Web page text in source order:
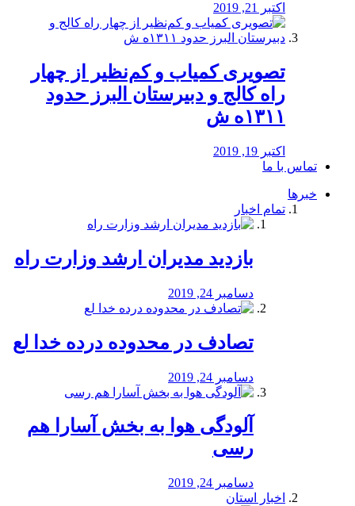
اکتبر 21, 2019
️تصویری کمیاب و کم‌نظیر از چهار
راه كالج و دبيرستان البرز حدود
۱۳۱۱ه ش
اکتبر 19, 2019
تماس با ما
خبرها
تمام اخبار
بازدید مدیران ارشد وزارت راه
دسامبر 24, 2019
تصادف در محدوده درده خدا لع
دسامبر 24, 2019
آلودگی هوا به بخش آسارا هم
رسی
دسامبر 24, 2019
اخبار استان